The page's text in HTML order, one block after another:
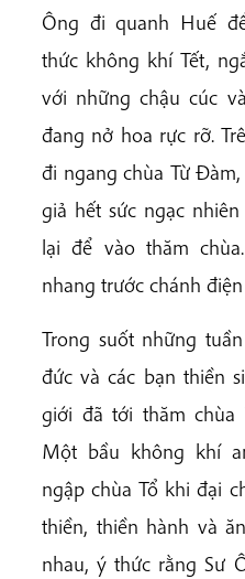
Ông đi quanh Huế
thức không khí Tết,
với những chậu cúc
đang nở hoa rực rỡ.
đi ngang chùa Từ
giả hết sức ngạc
lại để vào thăm
nhang trước chánh
Trong suốt những
đức và các bạn thiền
giới đã tới thăm chùa
Một bầu không khí
ngập chùa Tổ khi đại
thiền, thiền hành và
nhau, ý thức rằng Sư